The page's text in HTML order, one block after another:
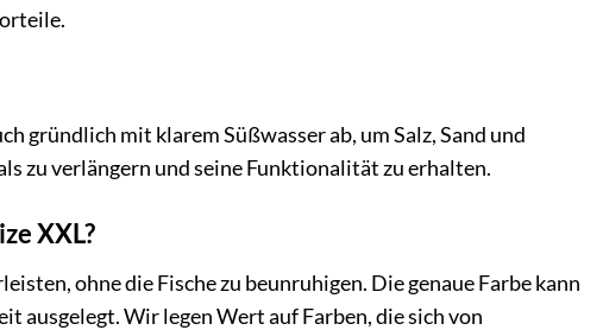
gründlich mit klarem Süßwasser ab, um Salz, Sand und
zu verlängern und seine Funktionalität zu erhalten.
XXL?
ohne die Fische zu beunruhigen. Die genaue Farbe kann
ausgelegt. Wir legen Wert auf Farben, die sich von